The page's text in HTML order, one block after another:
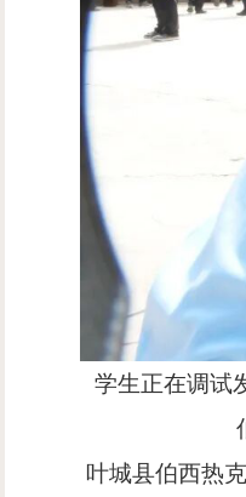
学生正在调试
叶城县伯西热